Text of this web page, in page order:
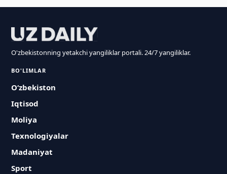
O'zbekistonning yetakchi yangiliklar portali. 24/7 yangiliklar.
BO'LIMLAR
O‘zbekiston
Iqtisod
Moliya
Texnologiyalar
Madaniyat
Sport